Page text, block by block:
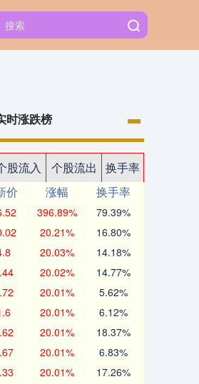
时涨跌榜
股流入 个股流出
换手率
价 涨幅
换手率
396.89% 79.39%
20.21% 16.80%
20.03% 14.18%
20.02% 14.77%
20.01% 5.62%
20.01% 6.12%
20.01% 18.37%
20.01% 6.83%
20.01% 17.26%